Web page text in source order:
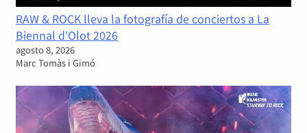
RAW & ROCK lleva la fotografía de conciertos a La
Biennal d'Olot 2026
agosto 8, 2026
Marc Tomàs i Gimó